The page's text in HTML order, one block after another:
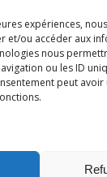
expériences,
et/ou accéder aux
nous
ou les ID
peut